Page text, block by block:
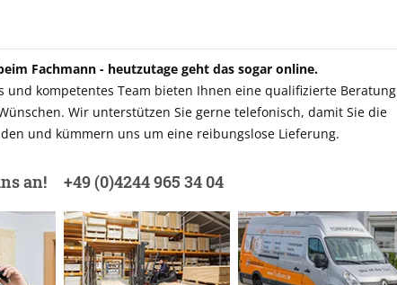
Fachmann - heutzutage geht das sogar online.
und kompetentes Team bieten Ihnen eine qualifizierte Beratung
Wir unterstützen Sie gerne telefonisch, damit Sie die
und kümmern uns um eine reibungslose Lieferung.
an! +49 (0)4244 965 34 04